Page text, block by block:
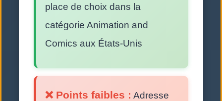
place de choix dans la
catégorie Animation and
Comics aux États-Unis
❌ Points faibles : Adresse